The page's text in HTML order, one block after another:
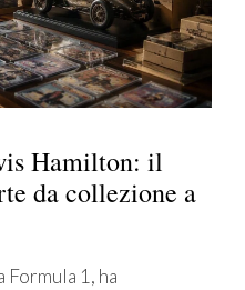
Hamilton: il
da collezione a
1, ha